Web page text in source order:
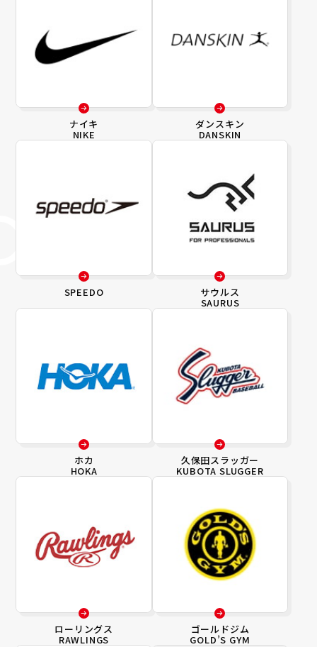
ナイキ
NIKE
ダンスキン
DANSKIN
SPEEDO サウルス
SAURUS
ホカ
HOKA
久保田スラッガー
KUBOTA SLUGGER
ローリングス
RAWLINGS
ゴールドジム
GOLD’S GYM